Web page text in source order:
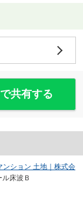
共有する
ンション 土地｜株式会
床波Ｂ